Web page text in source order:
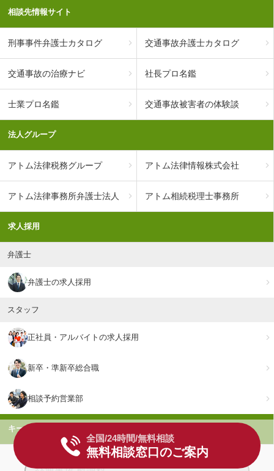
全国/24時間/無料相談
無料相談窓口のご案内
相談先情報サイト
刑事事件弁護士カタログ 交通事故弁護士カタログ
交通事故の治療ナビ 社長プロ名鑑
士業プロ名鑑 交通事故被害者の体験談
法人グループ
アトム法律税務グループ アトム法律情報株式会社
アトム法律事務所弁護士法人 アトム相続税理士事務所
求人採用
弁護士
弁護士の求人採用
スタッフ
正社員・アルバイトの求人採用
新卒・準新卒総合職
相談予約営業部
キーワードで検索